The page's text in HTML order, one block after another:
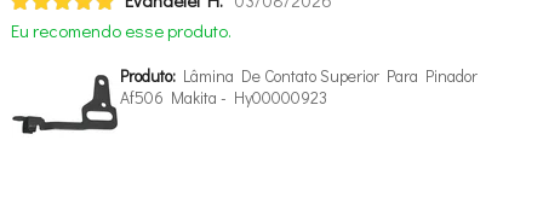
Eu recomendo esse produto.
Produto:Lâmina De Contato Superior Para Pinador
Af506 Makita - Hy00000923